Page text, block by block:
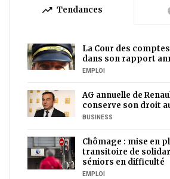
trending_up Tendances
La Cour des
dans son rapport
EMPLOI
AG annuelle de
conserve son droit
BUSINESS
Chômage : mise en
transitoire de
séniors en difficulté
EMPLOI